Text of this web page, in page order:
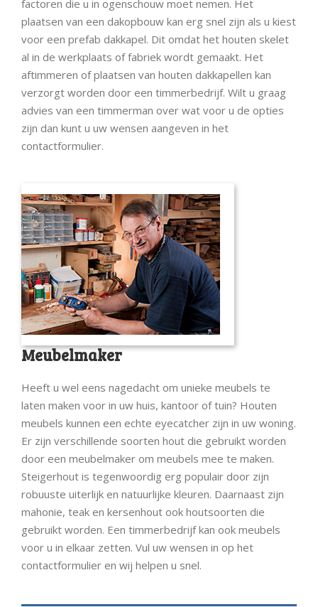
factoren die u in ogenschouw moet nemen. Het
plaatsen van een dakopbouw kan erg snel zijn als u kiest
voor een prefab dakkapel. Dit omdat het houten skelet
al in de werkplaats of fabriek wordt gemaakt. Het
aftimmeren of plaatsen van houten dakkapellen kan
verzorgt worden door een timmerbedrijf. Wilt u graag
advies van een timmerman over wat voor u de opties
zijn dan kunt u uw wensen aangeven in het
contactformulier.
Meubelmaker
Heeft u wel eens nagedacht om unieke meubels te
laten maken voor in uw huis, kantoor of tuin? Houten
meubels kunnen een echte eyecatcher zijn in uw woning.
Er zijn verschillende soorten hout die gebruikt worden
door een meubelmaker om meubels mee te maken.
Steigerhout is tegenwoordig erg populair door zijn
robuuste uiterlijk en natuurlijke kleuren. Daarnaast zijn
mahonie, teak en kersenhout ook houtsoorten die
gebruikt worden. Een timmerbedrijf kan ook meubels
voor u in elkaar zetten. Vul uw wensen in op het
contactformulier en wij helpen u snel.